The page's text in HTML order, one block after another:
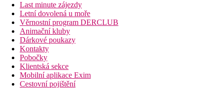
Last minute zájezdy
Letní dovolená u moře
Věrnostní program DERCLUB
Animační kluby
Dárkové poukazy
Kontakty
Pobočky
Klientská sekce
Mobilní aplikace Exim
Cestovní pojištění